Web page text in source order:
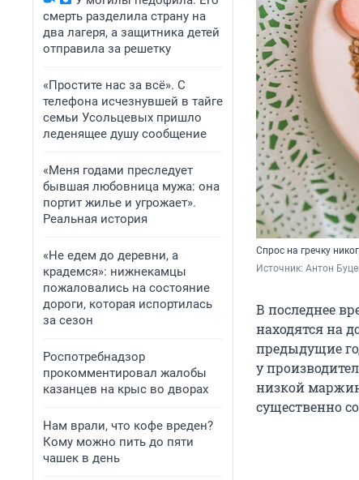
смерть разделила страну на
два лагеря, а защитника детей
отправила за решетку
«Простите нас за всё». С
телефона исчезнувшей в тайге
семьи Усольцевых пришло
леденящее душу сообщение
«Меня годами преследует
бывшая любовница мужа: она
портит жилье и угрожает».
Реальная история
«Не едем до деревни, а
крадемся»: нижнекамцы
пожаловались на состояние
дороги, которая испортилась
за сезон
Роспотребнадзор
прокомментировал жалобы
казанцев на крыс во дворах
Нам врали, что кофе вреден?
Кому можно пить до пяти
чашек в день
Спрос на гречку
Источник: Антон
В последнее
находятся на
предыдущие
у
низкой
существенно